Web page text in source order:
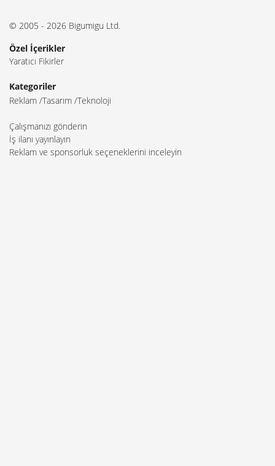
© 2005 - 2026 Bigumigu Ltd.
Özel İçerikler
Yaratıcı Fikirler
Kategoriler
Reklam Tasarım Teknoloji
Çalışmanızı gönderin
İş ilanı yayınlayın
Reklam ve sponsorluk seçeneklerini inceleyin